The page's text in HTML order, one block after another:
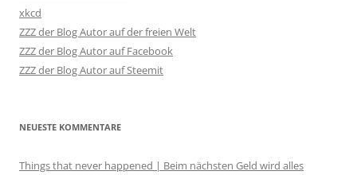
xkcd
ZZZ der Blog Autor auf der freien Welt
ZZZ der Blog Autor auf Facebook
ZZZ der Blog Autor auf Steemit
NEUESTE KOMMENTARE
Things that never happened | Beim nächsten Geld wird alles